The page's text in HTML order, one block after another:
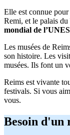
Elle est connue pour
Remi, et le palais du
mondial de
Les musées de
son histoire. Les
musées. Ils font un
Reims est vivante
festivals. Si vous
vous.
Besoin d'un